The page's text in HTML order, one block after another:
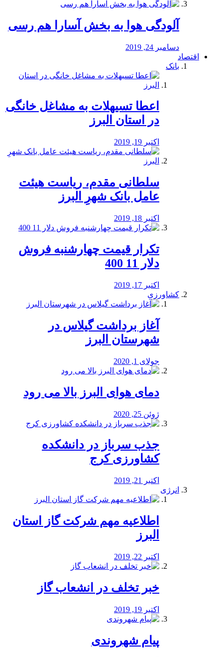
آلودگی هوا به بخش آسارا هم رسی
دسامبر 24, 2019
اقتصاد
بانک
️اعطا تسیهلات به مشاغل خانگی
در استان البرز
اکتبر 19, 2019
سلطانی مقدم، ریاست هیئت
عامل بانک شهرِ البرز
اکتبر 18, 2019
تکرار قیمت چهارشنبه فروش
دلار 11 400
اکتبر 17, 2019
کشاورزی
آغاز برداشت گیلاس در
شهرستان البرز
جولای 1, 2020
دمای هوای البرز بالا می رود
ژوئن 25, 2020
جذب سرباز در دانشکده
کشاورزی کرج
اکتبر 21, 2019
انرژی
️اطلاعیه مهم شرکت گاز استان
البرز
اکتبر 22, 2019
خبر تخلف در انشعاب گاز
اکتبر 19, 2019
پیام شهروندی